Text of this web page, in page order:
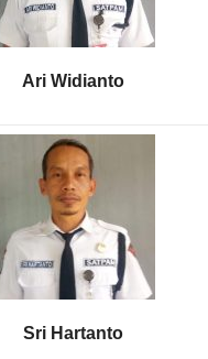
Ari Widianto
Sri Hartanto